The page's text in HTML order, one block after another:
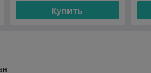
Купить